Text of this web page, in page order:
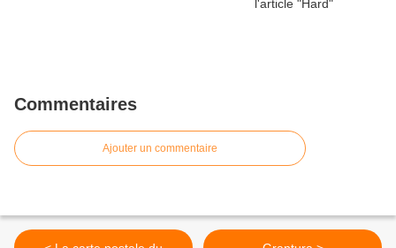
Commentaires
Ajouter un commentaire